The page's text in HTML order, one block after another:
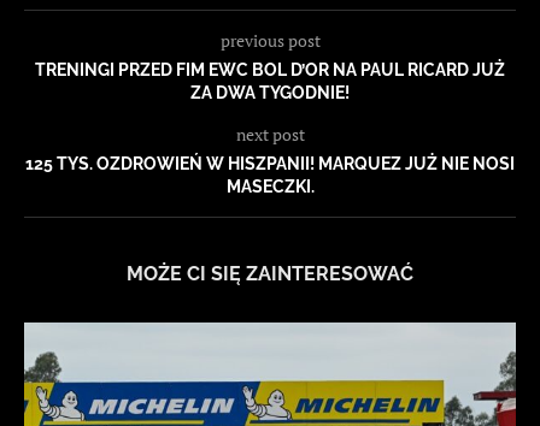
previous post
TRENINGI PRZED FIM EWC BOL D’OR NA PAUL RICARD JUŻ
ZA DWA TYGODNIE!
next post
125 TYS. OZDROWIEŃ W HISZPANII! MARQUEZ JUŻ NIE NOSI
MASECZKI.
MOŻE CI SIĘ ZAINTERESOWAĆ